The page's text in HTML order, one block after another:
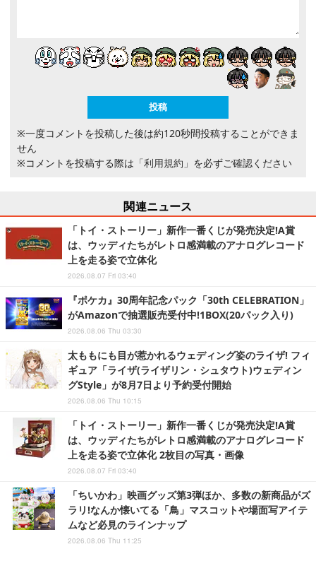
※一度コメントを投稿した後は約120秒間投稿することができま
せん
※コメントを投稿する際は 「利用規約」 を必ずご確認ください
関連ニュース
「トイ・ストーリー」新作一番くじが発売決定!A賞
は、ウッディたちがレトロ感満載のアナログレコード
上を走る姿で立体化
2026.08.07 Fri 03:40
『ポケカ』30周年記念パック「30th CELEBRATION」
がAmazonで抽選販売受付中!1BOX(20パック入り)
2026.08.06 Thu 03:30
太ももにも目が惹かれるウェディング姿のライザ! フィ
ギュア「ライザ(ライザリン・シュタウト)ウェディン
グStyle」が8月7日より予約受付開始
2026.08.06 Thu 10:15
「トイ・ストーリー」新作一番くじが発売決定!A賞
は、ウッディたちがレトロ感満載のアナログレコード
上を走る姿で立体化 2枚目の写真・画像
2026.08.07 Fri 03:40
「ちいかわ」映画グッズ第3弾ほか、多数の新商品がズ
ラリ!なんか懐いてる「鳥」マスコットや場面写アイテ
ムなど必見のラインナップ
2026.08.06 Thu 11:25